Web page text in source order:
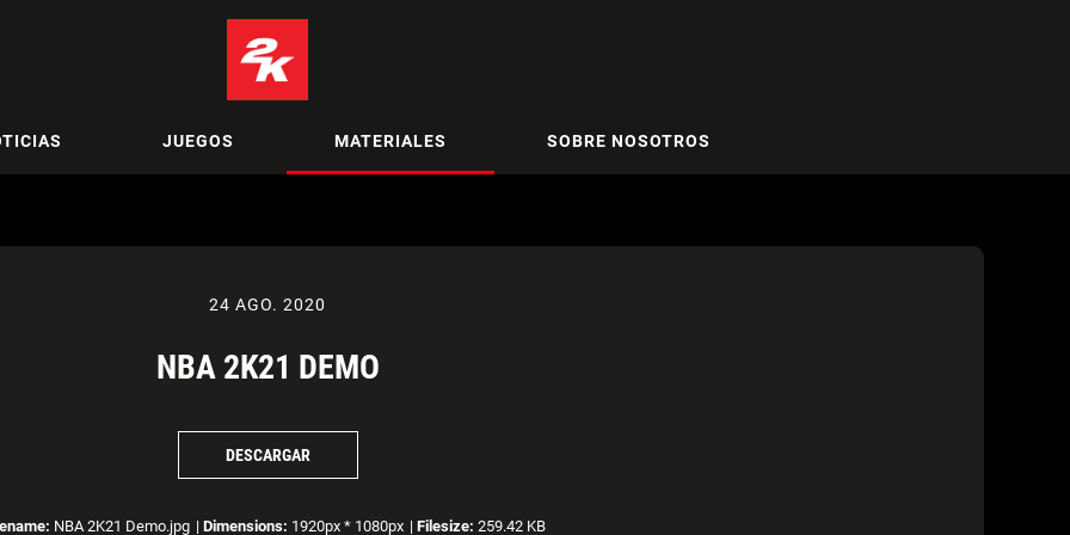
JUEGOS MATERIALES SOBRE NOSOTROS
24 AGO. 2020
NBA 2K21 DEMO
DESCARGAR
NBA 2K21 Demo.jpg | Dimensions: 1920px * 1080px | Filesize: 259.42 KB